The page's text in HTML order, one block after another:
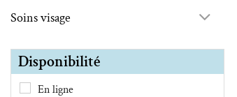
Soins visage
Disponibilité
En ligne